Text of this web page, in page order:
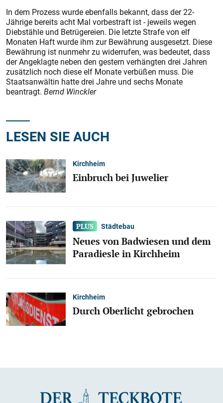
In dem Prozess wurde ebenfalls bekannt, dass der 22-
Jährige bereits acht Mal vorbestraft ist - jeweils wegen
Diebstähle und Betrügereien. Die letzte Strafe von elf
Monaten Haft wurde ihm zur Bewährung ausgesetzt. Diese
Bewährung ist nunmehr zu widerrufen, was bedeutet, dass
der Angeklagte neben den gestern verhängten drei Jahren
zusätzlich noch diese elf Monate verbüßen muss. Die
Staatsanwältin hatte drei Jahre und sechs Monate
beantragt. Bernd Winckler
LESEN SIE AUCH
Kirchheim
Einbruch bei Juwelier
Städtebau
Neues von Badwiesen und dem
Paradiesle in Kirchheim
Kirchheim
Durch Oberlicht gebrochen